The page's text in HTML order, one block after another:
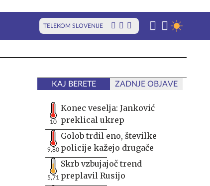
TELEKOM SLOVENIJE
KAJ BERETE ZADNJE OBJAVE
10
Konec veselja: Janković
preklical ukrep
9,80
Golob trdil eno, številke
policije kažejo drugače
5,71
Skrb vzbujajoč trend
preplavil Rusijo